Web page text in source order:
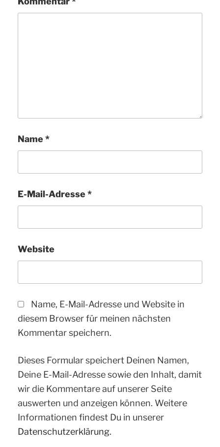
Name *
E-Mail-Adresse *
Website
Name, E-Mail-Adresse und Website in
diesem Browser für meinen nächsten
Kommentar speichern.
Dieses Formular speichert Deinen Namen,
Deine E-Mail-Adresse sowie den Inhalt, damit
wir die Kommentare auf unserer Seite
auswerten und anzeigen können. Weitere
Informationen findest Du in unserer
Datenschutzerklärung.